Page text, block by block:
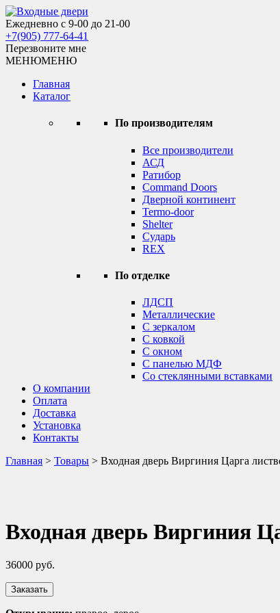
Skip
to
content
Входные двери
Ежедневно с 9-00 до 21-00
+7(905) 777-64-41
Перезвоните мне
МЕНЮМЕНЮ
Главная
Каталог
По производителям
Все производители
АСД
Ратибор
Command Doors
Дверной континент
Termo-door
Shelter
Сударь
REX
По отделке
ЛДСП
Металлические
С зеркалом
С ковкой
С окном
С панелью МДФ
Со стеклянными вставками
О компании
Оплата
Доставка
Установка
Контакты
Главная > Товары > Входная дверь Виргиния Царга
Входная дверь Виргиния
36000 руб.
Заказать